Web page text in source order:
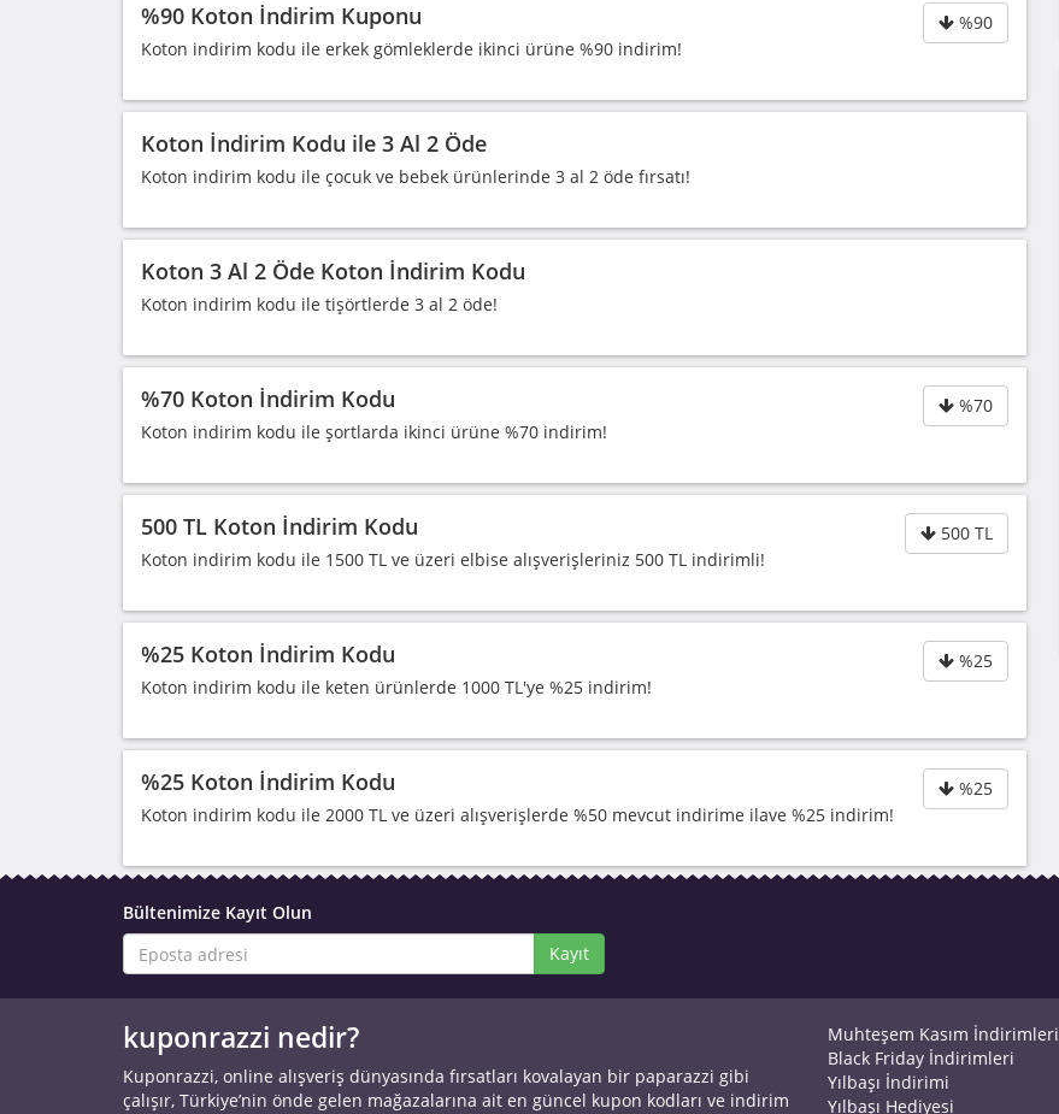
%90
%90 Koton İndirim Kuponu
Koton indirim kodu ile erkek gömleklerde ikinci ürüne %90 indirim!
Koton İndirim Kodu ile 3 Al 2 Öde
Koton indirim kodu ile çocuk ve bebek ürünlerinde 3 al 2 öde fırsatı!
Koton 3 Al 2 Öde Koton İndirim Kodu
Koton indirim kodu ile tişörtlerde 3 al 2 öde!
%70
%70 Koton İndirim Kodu
Koton indirim kodu ile şortlarda ikinci ürüne %70 indirim!
500 TL
500 TL Koton İndirim Kodu
Koton indirim kodu ile 1500 TL ve üzeri elbise alışverişleriniz 500 TL indirimli!
%25
%25 Koton İndirim Kodu
Koton indirim kodu ile keten ürünlerde 1000 TL'ye %25 indirim!
%25
%25 Koton İndirim Kodu
Koton indirim kodu ile 2000 TL ve üzeri alışverişlerde %50 mevcut indirime ilave %25 indirim!
Bültenimize Kayıt Olun
Kayıt
kuponrazzi nedir?
Kuponrazzi, online alışveriş dünyasında fırsatları kovalayan bir paparazzi gibi
çalışır, Türkiye’nin önde gelen mağazalarına ait en güncel kupon kodları ve indirim
Muhteşem Kasım İndirimleri
Black Friday İndirimleri
Yılbaşı İndirimi
Yılbaşı Hediyesi